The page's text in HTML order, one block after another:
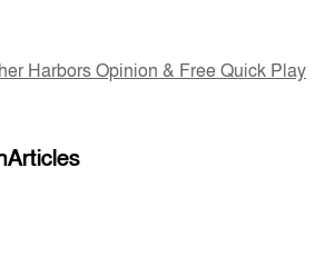
Harbors Opinion & Free Quick Play